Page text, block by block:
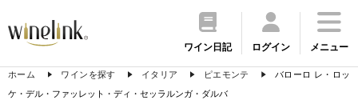
ワイン日記 ログイン メニュー
ホーム ワインを探す イタリア ピエモンテ
バローロ レ・ロッ
ケ・デル・ファッレット・ディ・セッラルンガ・ダルバ